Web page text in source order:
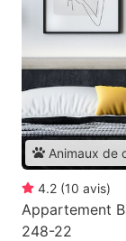
Animaux de
4.2 (10 avis)
Appartement
248-22